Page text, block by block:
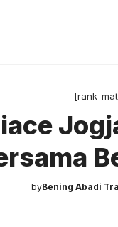
byBening Abadi